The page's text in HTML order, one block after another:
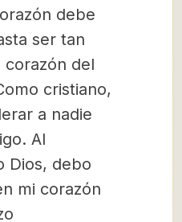
debe
ser tan
corazón del
cristiano,
a nadie
Al
Dios, debo
mi corazón